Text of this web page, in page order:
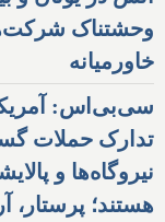
وحشتناک
خاورمیانه
سی‌بی‌اس:
تدارک حملات
نیروگاه‌ها و
هستند؛ پرستار،